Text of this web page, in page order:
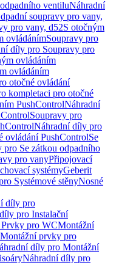
ventiluNáhradní
soupravy pro vany,
pro vany, d52S otočným
ovládánímSoupravy pro
díly pro Soupravy pro
ovládáním
ovládáním
otočné ovládání
kompletaci pro otočné
PushControlNáhradní
Soupravy pro
Náhradní díly pro
ovládání PushControlSe
Se zátkou odpadního
pro vanyPřipojovací
systémyGeberit
Systémové stěnyNosné
díly pro
pro Instalační
pro WCMontážní
prvky pro
díly pro Montážní
Náhradní díly pro